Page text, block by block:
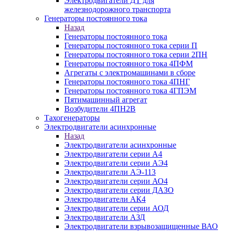
железнодорожного транспорта
Генераторы постоянного тока
Назад
Генераторы постоянного тока
Генераторы постоянного тока серии П
Генераторы постоянного тока серии 2ПН
Генераторы постоянного тока 4ПФМ
Агрегаты с электромашинами в сборе
Генераторы постоянного тока 4ПНГ
Генераторы постоянного тока 4ГПЭМ
Пятимашинный агрегат
Возбудители 4ПН2В
Тахогенераторы
Электродвигатели асинхронные
Назад
Электродвигатели асинхронные
Электродвигатели серии А4
Электродвигатели серии АЭ4
Электродвигатели АЭ-113
Электродвигатели серии АО4
Электродвигатели серии ДАЗО
Электродвигатели АК4
Электродвигатели серии АОД
Электродвигатели АЗД
Электродвигатели взрывозащищенные ВАО